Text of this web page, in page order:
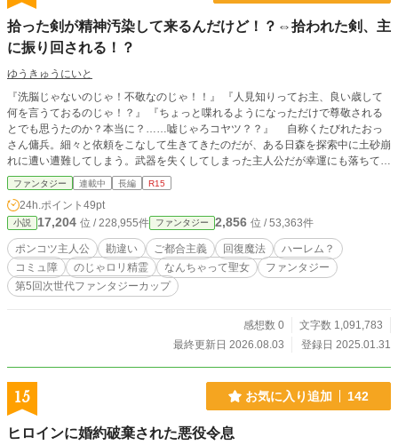
拾った剣が精神汚染して来るんだけど！？⇔拾われた剣、主
に振り回される！？
ゆうきゅうにいと
『洗脳じゃないのじゃ！不敬なのじゃ！！』 『人見知りってお主、良い歳して
何を言うておるのじゃ！？』 『ちょっと喋れるようになっただけで尊敬される
とでも思うたのか？本当に？……嘘じゃろコヤツ？？』 自称くたびれたおっ
さん傭兵。細々と依頼をこなして生きてきたのだが、ある日森を探索中に土砂崩
れに遭い遭難してしまう。武器を失くしてしまった主人公だが幸運にも落ちてい
た剣を拾うことが出来て・・・。 これはひょんな事から拾って拾われてしま
った【堅実に行きたい華奢でコミュ障ぽんこつ主人公と、剣士として行かせたい
剣に宿るのじゃロリ妹型精霊】の振り回し振り回されていく物語。 ――但し
周りの皆は振り回されていく模様です。
ファンタジー 連載中 長編 R15
24h.ポイント 49pt
小説 17,204 位 / 228,955件 ファンタジー 2,856 位 / 53,363件
ポンコツ主人公 勘違い ご都合主義 回復魔法
ハーレム？
コミュ障
のじゃロリ精霊 なんちゃって聖女
ファンタジー
第5回次世代ファンタジーカップ
感想数 0
文字数 1,091,783
最終更新日 2026.08.03
登録日 2025.01.31
15 お気に入り追加 142
ヒロインに婚約破棄された悪役令息